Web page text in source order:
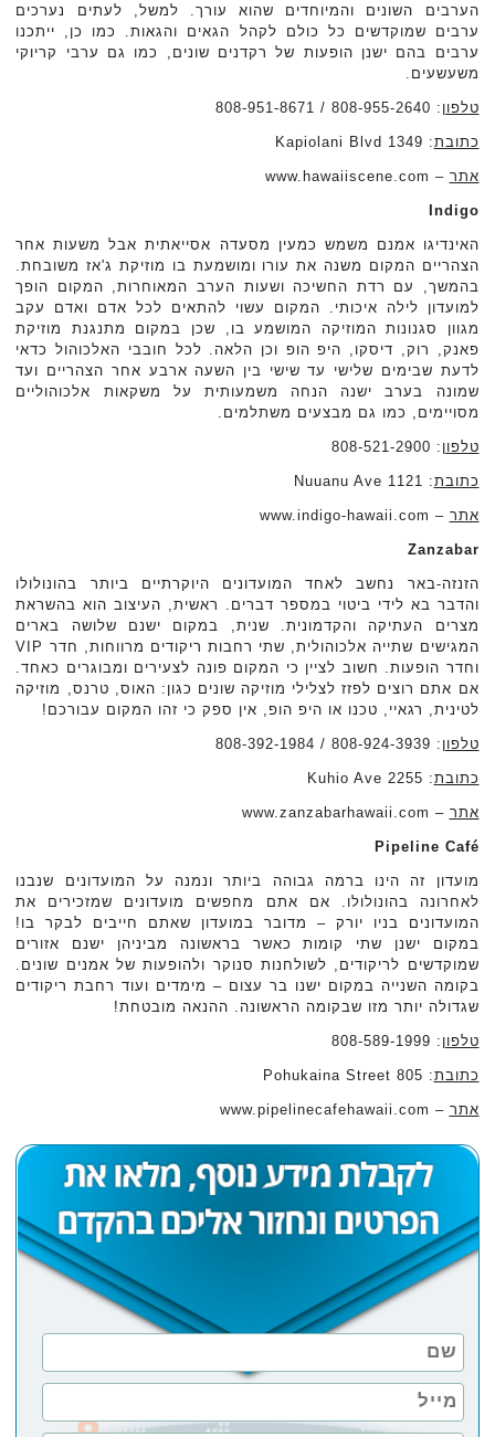
הערבים השונים והמיוחדים שהוא עורך. למשל, לעתים נערכים
ערבים שמוקדשים כל כולם לקהל הגאים והגאות. כמו כן, ייתכנו
ערבים בהם ישנן הופעות של רקדנים שונים, כמו גם ערבי קריוקי
משעשעים.
טלפון : 808-955-2640 / 808-951-8671
כתובת: 1349 Kapiolani Blvd
אתר – www.hawaiiscene.com
Indigo
האינדיגו אמנם משמש כמעין מסעדה אסייאתית אבל משעות אחר
הצהריים המקום משנה את עורו ומושמעת בו מוזיקת ג'אז משובחת.
בהמשך, עם רדת החשיכה ושעות הערב המאוחרות, המקום הופך
למועדון לילה איכותי. המקום עשוי להתאים לכל אדם ואדם עקב
מגוון סגנונות המוזיקה המושמע בו, שכן במקום מתנגנת מוזיקת
פאנק, רוק, דיסקו, היפ הופ וכן הלאה. לכל חובבי האלכוהול כדאי
לדעת שבימים שלישי עד שישי בין השעה ארבע אחר הצהריים ועד
שמונה בערב ישנה הנחה משמעותית על משקאות אלכוהוליים
מסויימים, כמו גם מבצעים משתלמים.
טלפון : 808-521-2900
כתובת: 1121 Nuuanu Ave
אתר – www.indigo-hawaii.com
Zanzabar
הזנזה-באר נחשב לאחד המועדונים היוקרתיים ביותר בהונולולו
והדבר בא לידי ביטוי במספר דברים. ראשית, העיצוב הוא בהשראת
מצרים העתיקה והקדמונית. שנית, במקום ישנם שלושה בארים
המגישים שתייה אלכוהולית, שתי רחבות ריקודים מרווחות, חדר VIP
וחדר הופעות. חשוב לציין כי המקום פונה לצעירים ומבוגרים כאחד.
אם אתם רוצים לפזז לצלילי מוזיקה שונים כגון: האוס, טרנס, מוזיקה
לטינית, רגאיי, טכנו או היפ הופ, אין ספק כי זהו המקום עבורכם!
טלפון : 808-924-3939 / 808-392-1984
כתובת: 2255 Kuhio Ave
אתר – www.zanzabarhawaii.com
Pipeline Café
מועדון זה הינו ברמה גבוהה ביותר ונמנה על המועדונים שנבנו
לאחרונה בהונולולו. אם אתם מחפשים מועדונים שמזכירים את
המועדונים בניו יורק – מדובר במועדון שאתם חייבים לבקר בו!
במקום ישנן שתי קומות כאשר בראשונה מביניהן ישנם אזורים
שמוקדשים לריקודים, לשולחנות סנוקר ולהופעות של אמנים שונים.
בקומה השנייה במקום ישנו בר עצום – מימדים ועוד רחבת ריקודים
שגדולה יותר מזו שבקומה הראשונה. ההנאה מובטחת!
טלפון : 808-589-1999
כתובת: 805 Pohukaina Street
אתר – www.pipelinecafehawaii.com